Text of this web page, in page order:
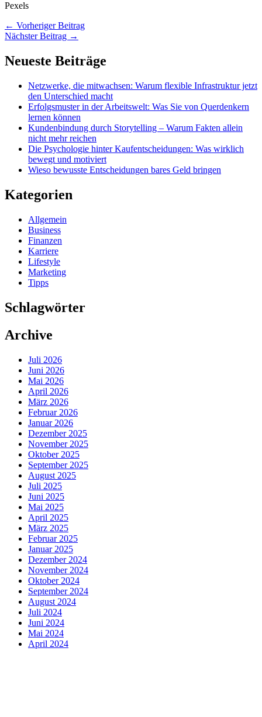
Pexels
← Vorheriger Beitrag
Nächster Beitrag →
Neueste Beiträge
Netzwerke, die mitwachsen: Warum flexible Infrastruktur jetzt
den Unterschied macht
Erfolgsmuster in der Arbeitswelt: Was Sie von Querdenkern
lernen können
Kundenbindung durch Storytelling – Warum Fakten allein
nicht mehr reichen
Die Psychologie hinter Kaufentscheidungen: Was wirklich
bewegt und motiviert
Wieso bewusste Entscheidungen bares Geld bringen
Kategorien
Allgemein
Business
Finanzen
Karriere
Lifestyle
Marketing
Tipps
Schlagwörter
Archive
Juli 2026
Juni 2026
Mai 2026
April 2026
März 2026
Februar 2026
Januar 2026
Dezember 2025
November 2025
Oktober 2025
September 2025
August 2025
Juli 2025
Juni 2025
Mai 2025
April 2025
März 2025
Februar 2025
Januar 2025
Dezember 2024
November 2024
Oktober 2024
September 2024
August 2024
Juli 2024
Juni 2024
Mai 2024
April 2024